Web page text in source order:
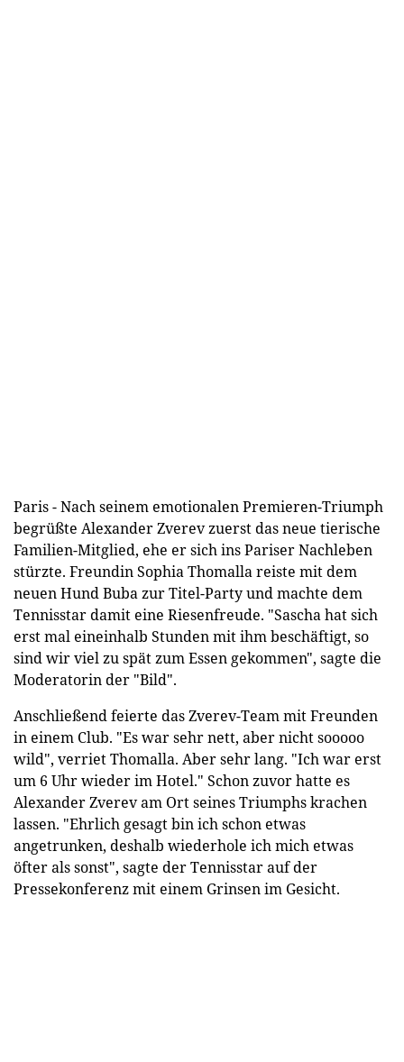
Paris - Nach seinem emotionalen Premieren-Triumph
begrüßte Alexander Zverev zuerst das neue tierische
Familien-Mitglied, ehe er sich ins Pariser Nachleben
stürzte. Freundin Sophia Thomalla reiste mit dem
neuen Hund Buba zur Titel-Party und machte dem
Tennisstar damit eine Riesenfreude. "Sascha hat sich
erst mal eineinhalb Stunden mit ihm beschäftigt, so
sind wir viel zu spät zum Essen gekommen", sagte die
Moderatorin der "Bild".
Anschließend feierte das Zverev-Team mit Freunden
in einem Club. "Es war sehr nett, aber nicht sooooo
wild", verriet Thomalla. Aber sehr lang. "Ich war erst
um 6 Uhr wieder im Hotel." Schon zuvor hatte es
Alexander Zverev am Ort seines Triumphs krachen
lassen. "Ehrlich gesagt bin ich schon etwas
angetrunken, deshalb wiederhole ich mich etwas
öfter als sonst", sagte der Tennisstar auf der
Pressekonferenz mit einem Grinsen im Gesicht.